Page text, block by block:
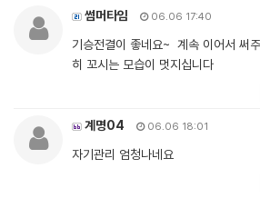
썸머타임 06.06 17:40
기승전결이 좋네요~ 계속 이어서 써
히 꼬시는 모습이 멋지십니다
계명04 06.06 18:01
자기관리 엄청나네요